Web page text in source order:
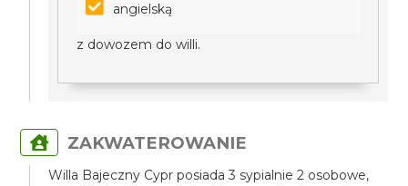
angielską
z dowozem do willi.
ZAKWATEROWANIE
Willa Bajeczny Cypr posiada 3 sypialnie 2 osobowe,